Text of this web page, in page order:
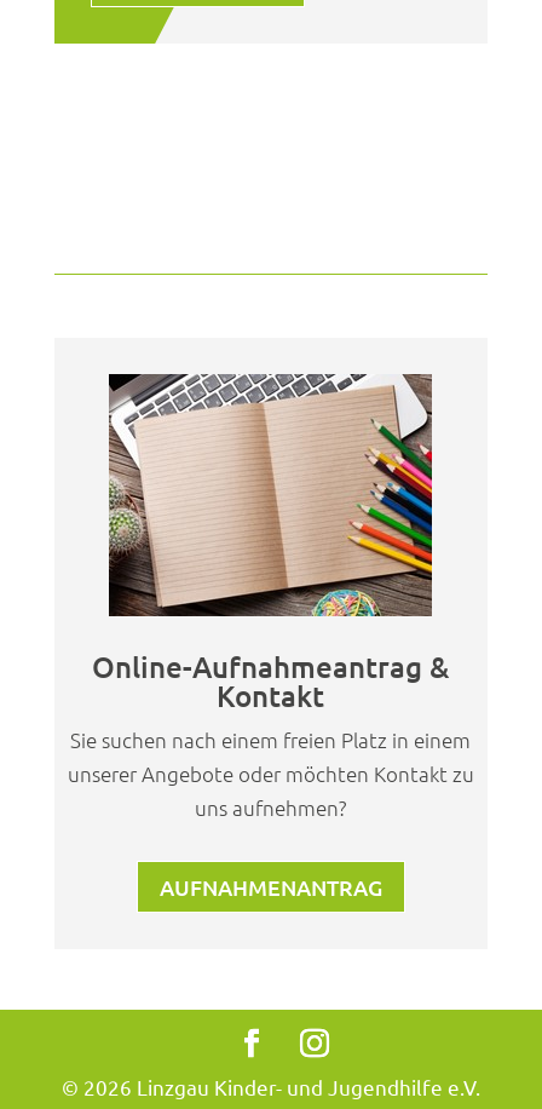
Online-Aufnahmeantrag &
Kontakt
Sie suchen nach einem freien Platz in einem
unserer Angebote oder möchten Kontakt zu
uns aufnehmen?
AUFNAHMENANTRAG
© 2026 Linzgau Kinder- und Jugendhilfe e.V.